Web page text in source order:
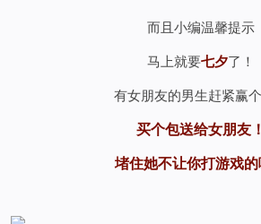
而且小编温馨提示
马上就要七夕了！
有女朋友的男生赶紧赢
买个包送给女朋友！
堵住她不让你打游戏的